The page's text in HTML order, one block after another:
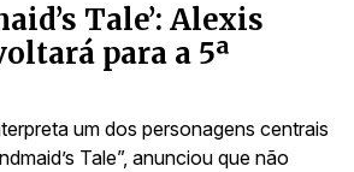
Tale’: Alexis
para a 5ª
um dos personagens centrais
Tale”, anunciou que não